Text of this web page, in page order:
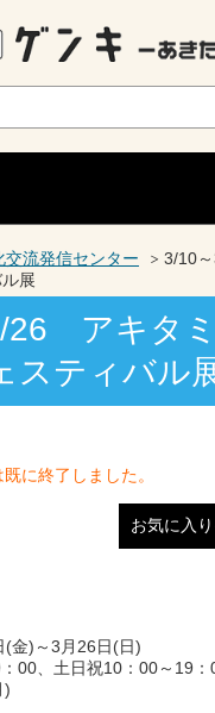
交流発信センター
3/10
展
26 アキタ
スティバル
に終了しました。
お気に入
(金)～3月26日(日)
00、土日祝10：00～19：
)